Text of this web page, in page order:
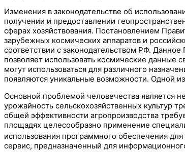
Изменения в законодательстве об
получении и предоставлении
сферах хозяйствования. Постановлением
зарубежных космических аппаратов и
соответствии с законодательством РФ.
позволяет использовать космические данные
могут использоваться для различного
появляются уникальные возможности. Одной
Основной проблемой человечества является
урожайность сельскохозяйственных культур
общей эффективности агропроизводства
площадях целесообразно применение
использования программного обеспечения
сервис, предназначенный для